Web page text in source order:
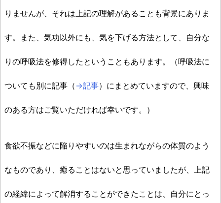
りませんが、それは上記の理解があることも背景にありま
す。また、気功以外にも、気を下げる方法として、自分な
りの呼吸法を修得したということもあります。（呼吸法に
ついても 別に記事（ →記事）にまとめていますので、興味
のある方はご覧いただければ幸いです。）
食欲不振などに陥りやすいのは生まれながらの体質のよう
なものであり、癒ることはないと思っていましたが、上記
の経緯によって解消することができたことは、自分にとっ